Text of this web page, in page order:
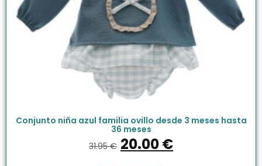
Conjunto niña azul familia ovillo desde 3 meses hasta
36 meses
31.95€ 20.00€